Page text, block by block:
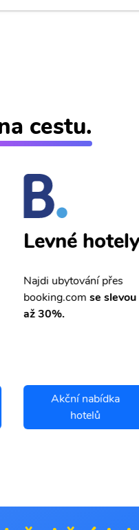
cestu.
Levné
Najdi ubytování přes
booking.comse slevou
až 30%.
Akční nabídka
hotelů